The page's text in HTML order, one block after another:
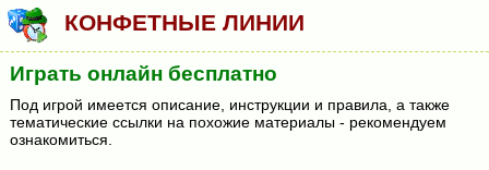
КОНФЕТНЫЕ ЛИНИИ
Играть онлайн бесплатно
Под игрой имеется описание, инструкции и правила, а также
тематические ссылки на похожие материалы - рекомендуем
ознакомиться.